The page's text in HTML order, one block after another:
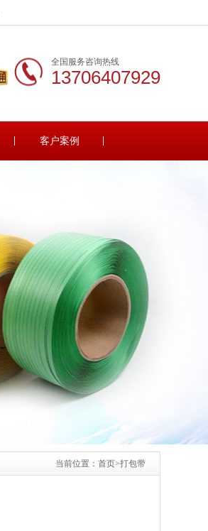
全国服务咨询热线
13706407929
客户案例
当前位置： 首页>打包带